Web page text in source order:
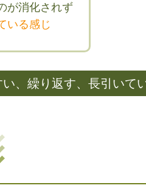
が消化されず
いる感じ
、繰り返す、長引いて